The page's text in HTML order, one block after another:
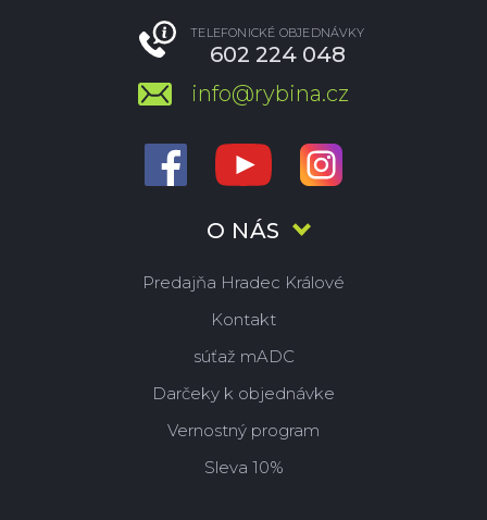
O NÁS
Predajňa Hradec Králové
Kontakt
súťaž mADC
Darčeky k objednávke
Vernostný program
Sleva 10%
TELEFONICKÉ OBJEDNÁVKY
602 224 048
info@rybina.cz